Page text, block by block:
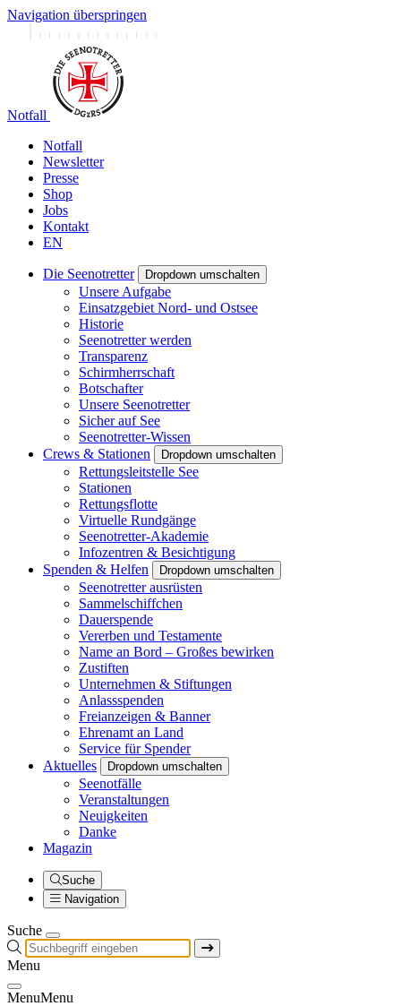
Navigation überspringen
Notfall
Notfall
Newsletter
Presse
Shop
Jobs
Kontakt
EN
Die Seenotretter Dropdown umschalten
Unsere Aufgabe
Einsatzgebiet Nord- und Ostsee
Historie
Seenotretter werden
Transparenz
Schirmherrschaft
Botschafter
Unsere Seenotretter
Sicher auf See
Seenotretter-Wissen
Crews & Stationen
Dropdown umschalten
Rettungsleitstelle See
Stationen
Rettungsflotte
Virtuelle Rundgänge
Seenotretter-Akademie
Infozentren & Besichtigung
Spenden & Helfen
Dropdown umschalten
Seenotretter ausrüsten
Sammelschiffchen
Dauerspende
Vererben und Testamente
Name an Bord – Großes bewirken
Zustiften
Unternehmen & Stiftungen
Anlassspenden
Freianzeigen & Banner
Ehrenamt an Land
Service für Spender
Aktuelles
Dropdown umschalten
Seenotfälle
Veranstaltungen
Neuigkeiten
Danke
Magazin
Suche
Navigation
Suche
Menu
MenuMenu